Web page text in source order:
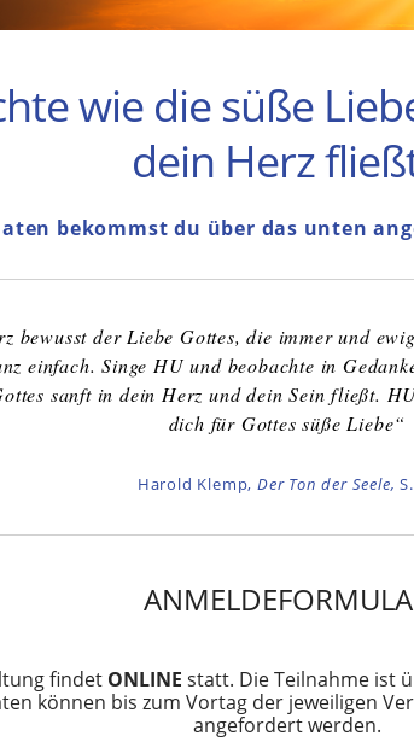
wie die süße
dein Herz
bekommst du über das unten
bewusst der Liebe Gottes, die immer und
einfach. Singe HU und beobachte in
sanft in dein Herz und dein Sein fließt.
dich für Gottes süße Liebe“
Harold Klemp, Der Ton der Seele,
findet ONLINE statt. Die Teilnahme ist
können bis zum Vortag der jeweiligen
angefordert werden.